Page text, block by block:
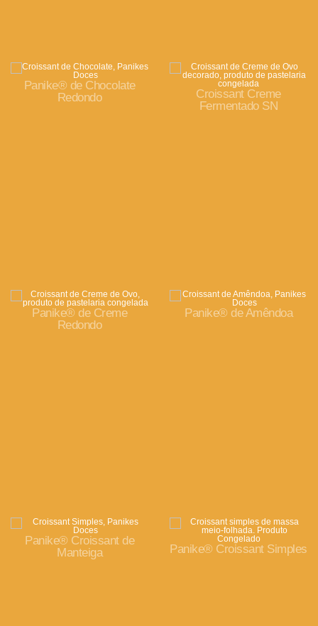
Panike® de Chocolate
Redondo
Croissant Creme
Fermentado SN
Panike® de Creme
Redondo
Panike® de Amêndoa
Panike® Croissant de
Manteiga
Panike® Croissant Simples